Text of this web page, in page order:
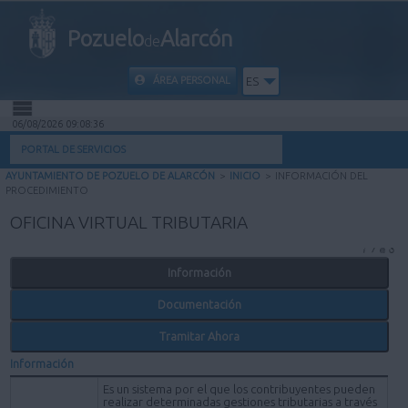
PozuelodeAlarcón
ÁREA PERSONAL ES
INICIO
INFORMACIÓN PÚBLICA
MI CARPETA
INFORMACIÓN MUNICIPAL
AYUDA
06/08/2026 09:08:36
PORTAL DE SERVICIOS
AYUNTAMIENTO DE POZUELO DE ALARCÓN > INICIO > INFORMACIÓN DEL
PROCEDIMIENTO
OFICINA VIRTUAL TRIBUTARIA
Información
Documentación
Tramitar Ahora
Información
Es un sistema por el que los contribuyentes pueden
realizar determinadas gestiones tributarias a través